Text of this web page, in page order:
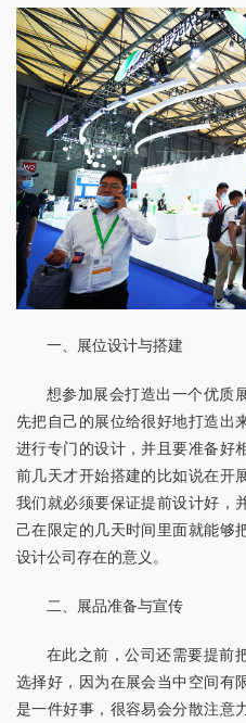
一、展位设计与搭建
想参加展会打造出一个优质
先把自己的展位给很好地打造出
进行专门的设计，并且要准备好
前几天才开始搭建的比如说在开
我们就必须要保证提前设计好，
己在限定的几天时间里面就能够
设计公司存在的意义。
二、展品准备与宣传
在此之前，公司还需要提前
选择好，因为在展会当中空间有
是一件好事，很容易会分散注意